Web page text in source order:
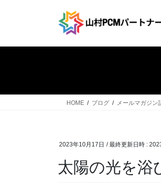
HOME ブログ メールマガジン
2023年10月17日 / 最終更新日時 :
太陽の光を浴